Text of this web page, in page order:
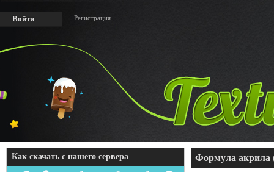
Войти Регистрация
Как скачать с нашего сервера Формула акрила